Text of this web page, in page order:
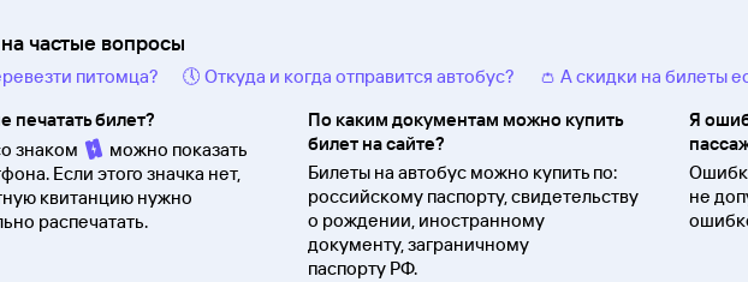
частые вопросы
питомца? 🕔 Откуда и когда отправится автобус?
👛 А скидки на билеты
печатать билет?
знаком
можно показать
Если этого значка нет,
квитанцию нужно
распечатать.
По каким документам можно купить
билет на сайте?
Билеты на автобус можно купить по:
российскому паспорту, свидетельству
о рождении, иностранному
документу, заграничному
паспорту РФ.
Я
не